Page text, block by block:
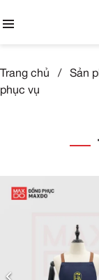
Trang chủ / Sản
phục vụ